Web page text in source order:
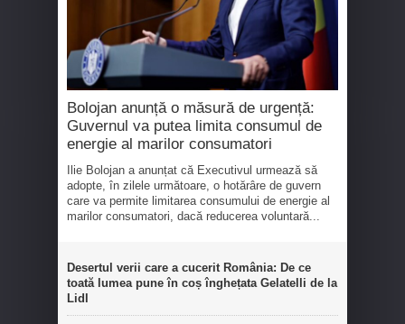
Bolojan anunță o măsură de urgență:
Guvernul va putea limita consumul de
energie al marilor consumatori
Ilie Bolojan a anunțat că Executivul urmează să
adopte, în zilele următoare, o hotărâre de guvern
care va permite limitarea consumului de energie al
marilor consumatori, dacă reducerea voluntară...
Desertul verii care a cucerit România: De ce
toată lumea pune în coș înghețata Gelatelli de la
Lidl